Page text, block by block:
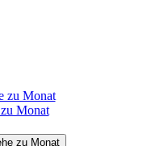
Monat
zu Monat